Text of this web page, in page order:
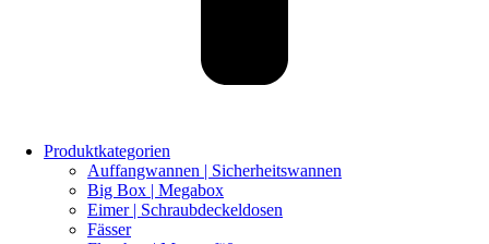
Produktkategorien
Auffangwannen | Sicherheitswannen
Big Box | Megabox
Eimer | Schraubdeckeldosen
Fässer